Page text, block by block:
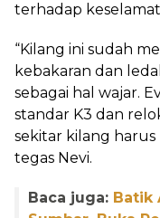
terhadap
“Kilang ini sudah
kebakaran dan
sebagai hal wajar.
standar K3 dan
sekitar kilang harus
tegas Nevi.
Baca juga: Batik